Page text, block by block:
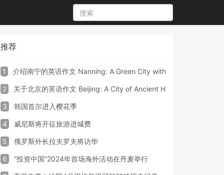
推荐
1 介绍南宁的英语作文 Nanning: A Green City with Vibrant Culture
2 关于北京的英语作文 Beijing: A City of Ancient Heritage and
3 韩国首尔进入樱花季
4 威尼斯将开征旅游进城费
5 俄罗斯外长拉夫罗夫将访华
6 “投资中国”2024年首场海外活动在丹麦举行